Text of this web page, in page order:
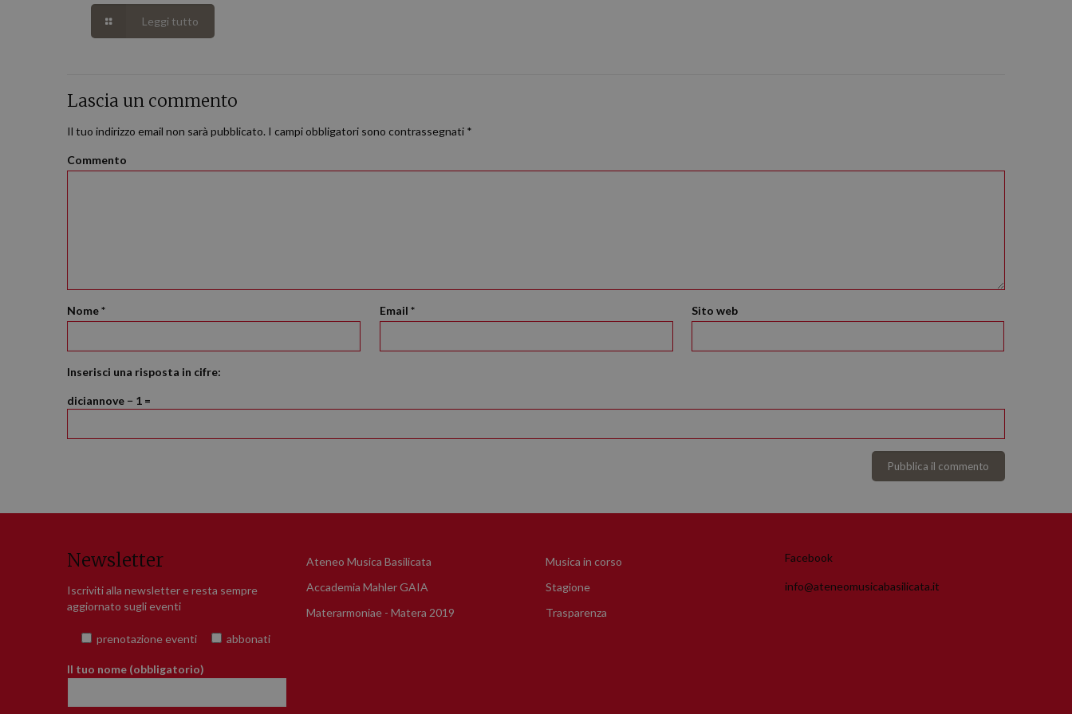
Leggi tutto
Lascia un commento
Il tuo indirizzo email non sarà pubblicato. I campi obbligatori sono contrassegnati *
Commento
Nome* Email * Sito web
Inserisci una risposta in cifre:
diciannove − 1 =
Newsletter
Iscriviti alla newsletter e resta sempre
aggiornato sugli eventi
prenotazione eventi abbonati
Il tuo nome (obbligatorio)
Ateneo Musica Basilicata
Accademia Mahler GAIA
Materarmoniae - Matera 2019
Musica in corso
Stagione
Trasparenza
Facebook
info@ateneomusicabasilicata.it